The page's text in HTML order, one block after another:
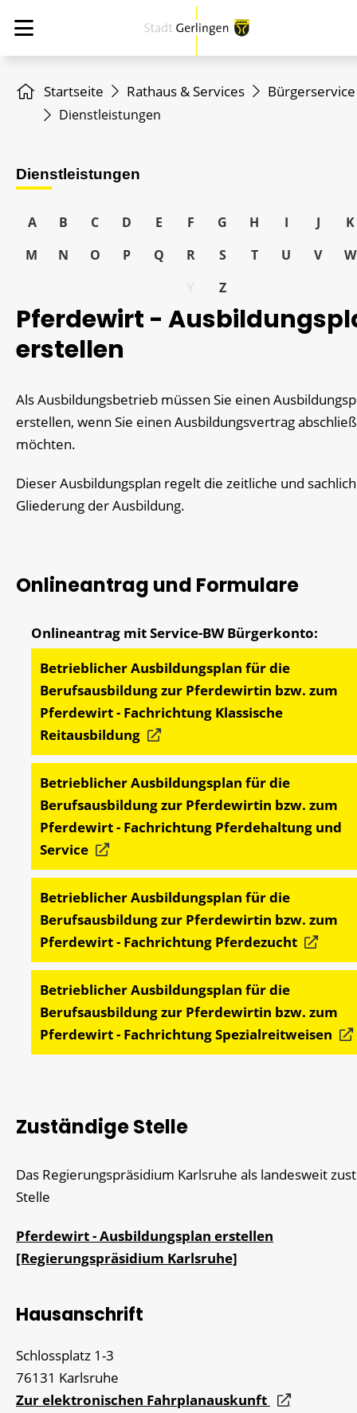
Startseite Rathaus & Services Bürgerservice
Dienstleistungen
Dienstleistungen
A B C D E F G H I J
K
M
N O P Q R S T U V
W
Z
Pferdewirt -
erstellen
Als Ausbildungsbetrieb müssen Sie einen
erstellen, wenn Sie einen Ausbildungsvertrag
möchten.
Dieser Ausbildungsplan regelt die zeitliche und
Gliederung der Ausbildung.
Onlineantrag und Formulare
Betrieblicher Ausbildungsplan für die
Berufsausbildung zur Pferdewirtin bzw. zum
Pferdewirt - Fachrichtung Klassische
Reitausbildung
Betrieblicher Ausbildungsplan für die
Berufsausbildung zur Pferdewirtin bzw. zum
Pferdewirt - Fachrichtung Pferdehaltung und
Service
Betrieblicher Ausbildungsplan für die
Berufsausbildung zur Pferdewirtin bzw. zum
Pferdewirt - Fachrichtung Pferdezucht
Betrieblicher Ausbildungsplan für die
Berufsausbildung zur Pferdewirtin bzw. zum
Pferdewirt - Fachrichtung Spezialreitweisen
Zuständige Stelle
Das Regierungspräsidium Karlsruhe als landesweit
Stelle
Pferdewirt - Ausbildungsplan erstellen
[Regierungspräsidium Karlsruhe]
Hausanschrift
Schlossplatz 1-3
76131 Karlsruhe
Zur elektronischen Fahrplanauskunft